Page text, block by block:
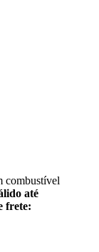
combustível
até
frete: